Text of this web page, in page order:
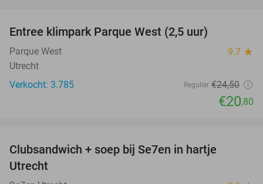
Entree klimpark Parque West (2,5 uur)
Parque West 9.7 star
Utrecht
Verkocht: 3.785
Regulier €24,50
€20,80
Clubsandwich + soep bij Se7en in hartje
Utrecht